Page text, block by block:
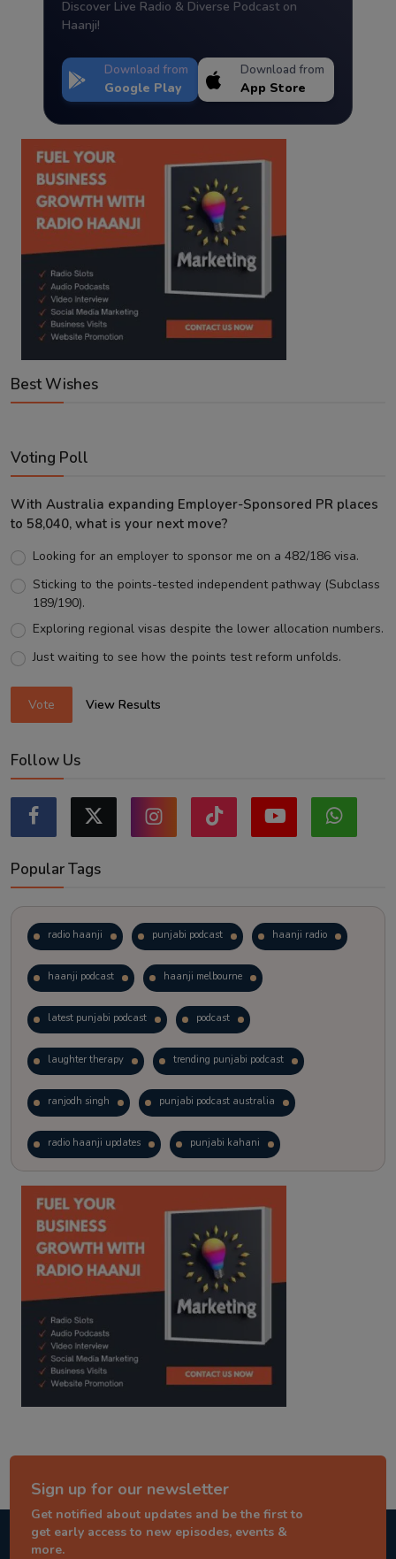
Discover Live Radio & Diverse Podcast on
Haanji!
Download from
Google Play
Download from
App Store
Best Wishes
Voting Poll
With Australia expanding Employer-Sponsored PR places
to 58,040, what is your next move?
Looking for an employer to sponsor me on a 482/186 visa.
Sticking to the points-tested independent pathway (Subclass
189/190).
Exploring regional visas despite the lower allocation numbers.
Just waiting to see how the points test reform unfolds.
Vote View Results
Follow Us
Popular Tags
radio haanji punjabi podcast haanji radio
haanji podcast haanji melbourne
latest punjabi podcast podcast
laughter therapy trending punjabi podcast
ranjodh singh punjabi podcast australia
radio haanji updates punjabi kahani
kitaab kahani punjabi story
Sign up for our newsletter
Get notified about updates and be the first to
get early access to new episodes, events &
more.